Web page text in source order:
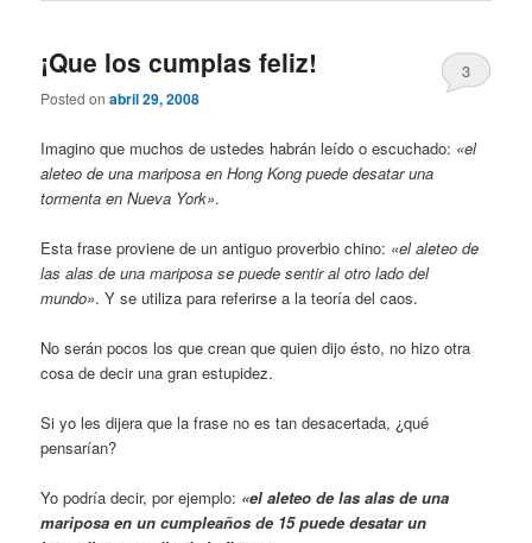
¡Que los cumplas feliz!
Posted onabril 29, 2008
3
Imagino que muchos de ustedes habrán leído o escuchado: «el
aleteo de una mariposa en Hong Kong puede desatar una
tormenta en Nueva York».
Esta frase proviene de un antiguo proverbio chino: «el aleteo de
las alas de una mariposa se puede sentir al otro lado del
mundo». Y se utiliza para referirse a la teoría del caos.
No serán pocos los que crean que quien dijo ésto, no hizo otra
cosa de decir una gran estupidez.
Si yo les dijera que la frase no es tan desacertada, ¿qué
pensarían?
Yo podría decir, por ejemplo: «el aleteo de las alas de una
mariposa en un cumpleaños de 15 puede desatar un